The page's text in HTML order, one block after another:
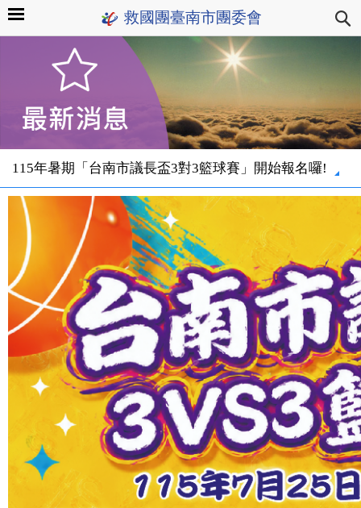
救國團臺南市團委會
115年暑期「台南市議長盃3對3籃球賽」開始報名囉!